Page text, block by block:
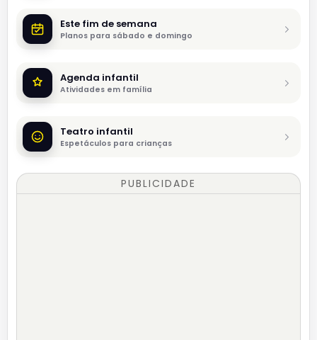
Este fim de semana
Planos para sábado e domingo
Agenda infantil
Atividades em família
Teatro infantil
Espetáculos para crianças
PUBLICIDADE